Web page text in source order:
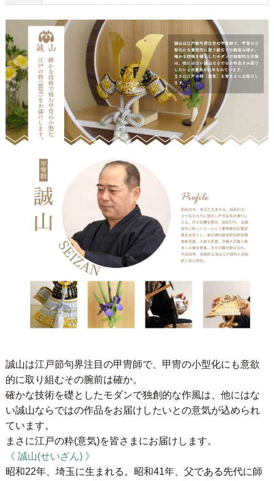
誠山は江戸節句界注目の甲冑師で、甲冑の小型化にも意欲
的に取り組むその腕前は確か。
確かな技術を礎としたモダンで独創的な作風は、他にはな
い誠山ならではの作品をお届けしたいとの意気が込められ
ています。
まさに江戸の粋(意気)を皆さまにお届けします。
《 誠山(せいざん) 》
昭和22年、埼玉に生まれる。昭和41年、父である先代に師